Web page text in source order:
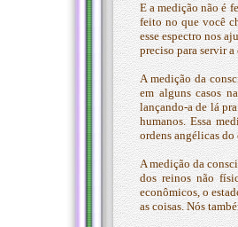
E a medição não é
feito no que você
esse espectro nos
preciso para servir
A medição da
em alguns casos
lançando-a de lá
humanos. Essa
ordens angélicas
A medição da
dos reinos não
econômicos, o
as coisas. Nós